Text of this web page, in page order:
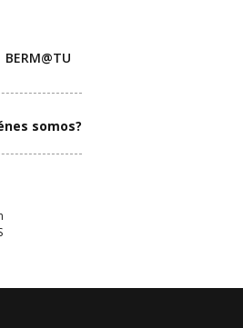
BERM@TU
somos?